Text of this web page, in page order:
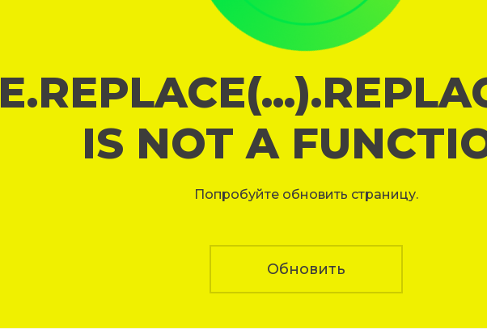
IS NOT A
Попробуйте обновить страницу.
Обновить